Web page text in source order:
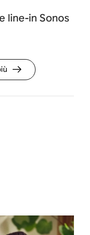
line-in Sonos